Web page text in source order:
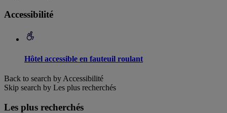
Accessibilité
Hôtel accessible en fauteuil roulant
Back to search by Accessibilité
Skip search by Les plus recherchés
Les plus recherchés